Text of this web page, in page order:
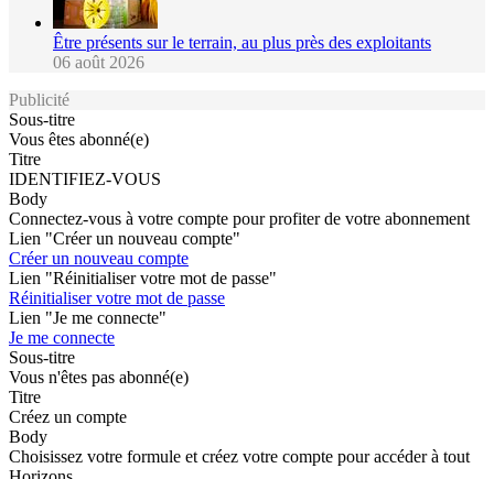
Être présents sur le terrain, au plus près des exploitants
06 août 2026
Publicité
Sous-titre
Vous êtes abonné(e)
Titre
IDENTIFIEZ-VOUS
Body
Connectez-vous à votre compte pour profiter de votre abonnement
Lien "Créer un nouveau compte"
Créer un nouveau compte
Lien "Réinitialiser votre mot de passe"
Réinitialiser votre mot de passe
Lien "Je me connecte"
Je me connecte
Sous-titre
Vous n'êtes pas abonné(e)
Titre
Créez un compte
Body
Choisissez votre formule et créez votre compte pour accéder à tout